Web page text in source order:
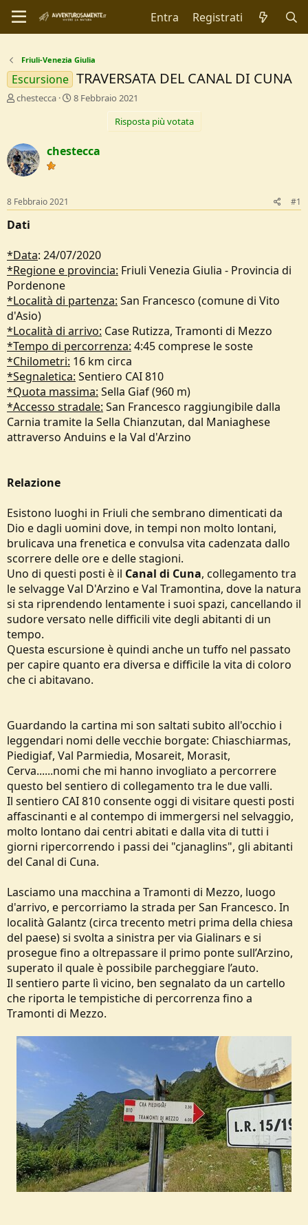
Entra Registrati
Friuli-Venezia Giulia
Escursione TRAVERSATA DEL CANAL DI CUNA
C
t
o
r
D
i
s
s
s
i
o
n
e
chestecca
D
d
i
z
8 Febbraio 2021
Risposta più votata
chestecca
8 Febbraio 2021 #1
Dati
*Data: 24/07/2020
*Regione e provincia: Friuli Venezia Giulia - Provincia di
Pordenone
*Località di partenza: San Francesco (comune di Vito
d'Asio)
*Località di arrivo: Case Rutizza, Tramonti di Mezzo
*Tempo di percorrenza: 4:45 comprese le soste
*Chilometri: 16 km circa
*Segnaletica: Sentiero CAI 810
*Quota massima: Sella Giaf (960 m)
*Accesso stradale: San Francesco raggiungibile dalla
Carnia tramite la Sella Chianzutan, dal Maniaghese
attraverso Anduins e la Val d'Arzino
Relazione
Esistono luoghi in Friuli che sembrano dimenticati da
Dio e dagli uomini dove, in tempi non molto lontani,
brulicava una frenetica e convulsa vita cadenzata dallo
scorrere delle ore e delle stagioni.
Uno di questi posti è il Canal di Cuna, collegamento tra
le selvagge Val D'Arzino e Val Tramontina, dove la natura
si sta riprendendo lentamente i suoi spazi, cancellando il
sudore versato nelle difficili vite degli abitanti di un
tempo.
Questa escursione è quindi anche un tuffo nel passato
per capire quanto era diversa e difficile la vita di coloro
che ci abitavano.
Guardando la cartina mi son saltati subito all'occhio i
leggendari nomi delle vecchie borgate: Chiaschiarmas,
Piedigiaf, Val Parmiedia, Mosareit, Morasit,
Cerva......nomi che mi hanno invogliato a percorrere
questo bel sentiero di collegamento tra le due valli.
Il sentiero CAI 810 consente oggi di visitare questi posti
affascinanti e al contempo di immergersi nel selvaggio,
molto lontano dai centri abitati e dalla vita di tutti i
giorni ripercorrendo i passi dei "cjanaglins", gli abitanti
del Canal di Cuna.
Lasciamo una macchina a Tramonti di Mezzo, luogo
d'arrivo, e percorriamo la strada per San Francesco. In
località Galantz (circa trecento metri prima della chiesa
del paese) si svolta a sinistra per via Gialinars e si
prosegue fino a oltrepassare il primo ponte sull’Arzino,
superato il quale è possibile parcheggiare l’auto.
Il sentiero parte lì vicino, ben segnalato da un cartello
che riporta le tempistiche di percorrenza fino a
Tramonti di Mezzo.